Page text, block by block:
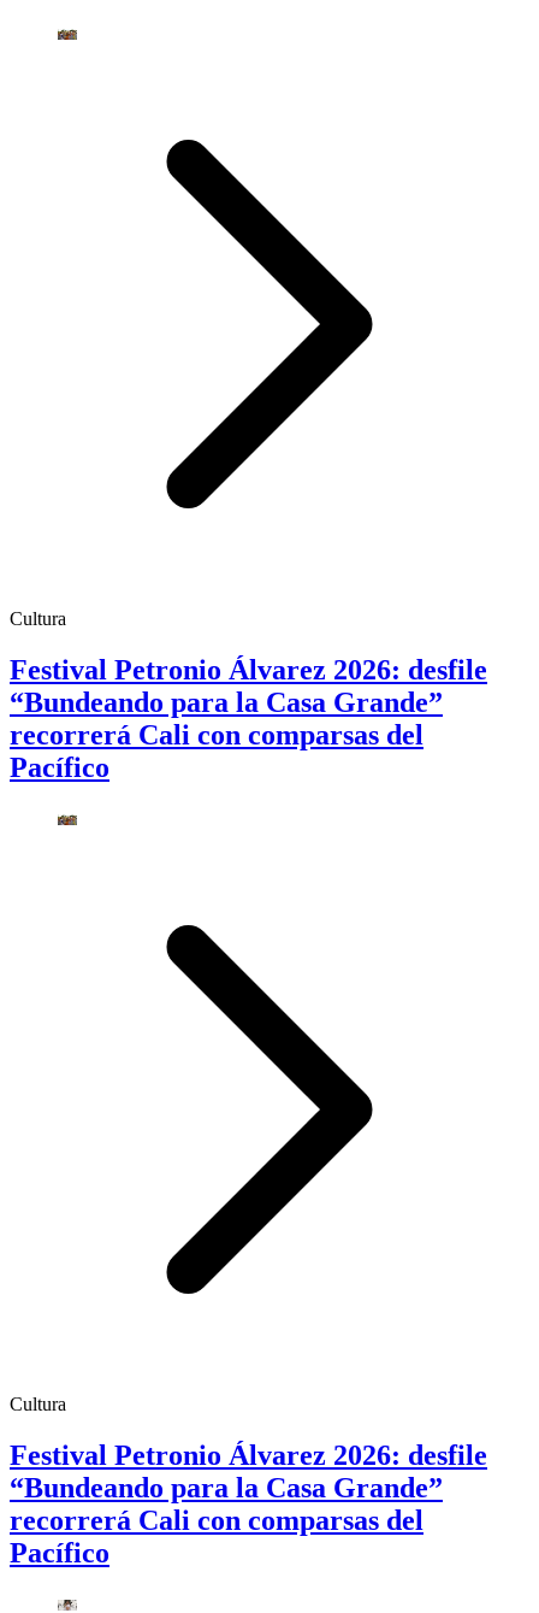
Cultura
Festival Petronio Álvarez 2026: desfile
“Bundeando para la Casa Grande”
recorrerá Cali con comparsas del
Pacífico
Cultura
Festival Petronio Álvarez 2026: desfile
“Bundeando para la Casa Grande”
recorrerá Cali con comparsas del
Pacífico